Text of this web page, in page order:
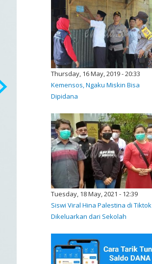
Thursday, 16 May, 2019 - 20:33
Kemensos, Ngaku Miskin Bisa
Dipidana
Tuesday, 18 May, 2021 - 12:39
Siswi Viral Hina Palestina di Tiktok
Dikeluarkan dari Sekolah